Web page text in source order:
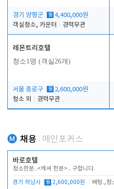
경기 양평군 월 4,400,000원
객실청소, 카운터
경력무관
레몬트리호텔
청소1명 (객실26개)
서울 종로구 월 2,600,000원
청소 외
경력무관
채용 메인포커스
바로호텔
청소한분..<캐셔 한분>.. 구합니다.
경기 하남시 월 2,600,000원